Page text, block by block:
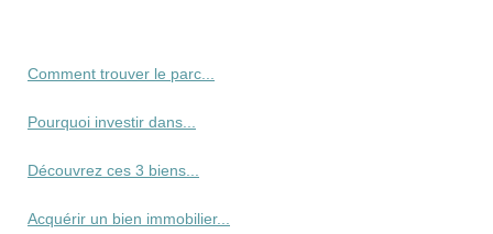
Comment trouver le parc...
Pourquoi investir dans...
Découvrez ces 3 biens...
Acquérir un bien immobilier...